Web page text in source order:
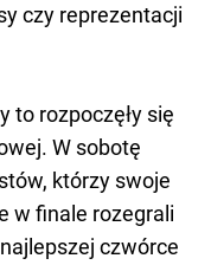
czy reprezentacji
to rozpoczęły się
W sobotę
którzy swoje
w finale rozegrali
czwórce